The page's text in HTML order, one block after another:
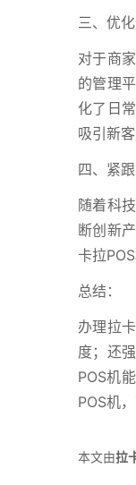
三、优
对于商
的管理
化了日
吸引新
四、紧
随着科
断创新
卡拉
总结：
办理拉
度；还
POS机
POS机
本文由拉